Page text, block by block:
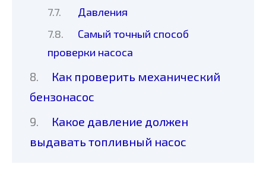
Давления
Самый точный способ
проверки насоса
Как проверить механический
бензонасос
Какое давление должен
выдавать топливный насос